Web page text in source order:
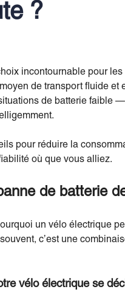
?
incontournable pour
de transport fluide et
de batterie faible
pour réduire la
où que vous alliez.
de batterie
un vélo électrique
c’est une
vélo électrique se